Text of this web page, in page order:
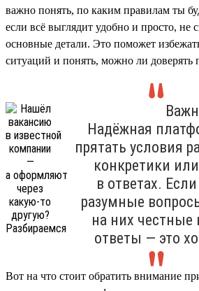
важно понять, по каким правилам ты
если всё выглядит удобно и просто,
основные детали. Это поможет
ситуаций и понять, можно ли доверять
Надёжная
прятать условия
конкретики
в ответах.
разумные
на них
ответы — это
Вот на что стоит обратить внимание